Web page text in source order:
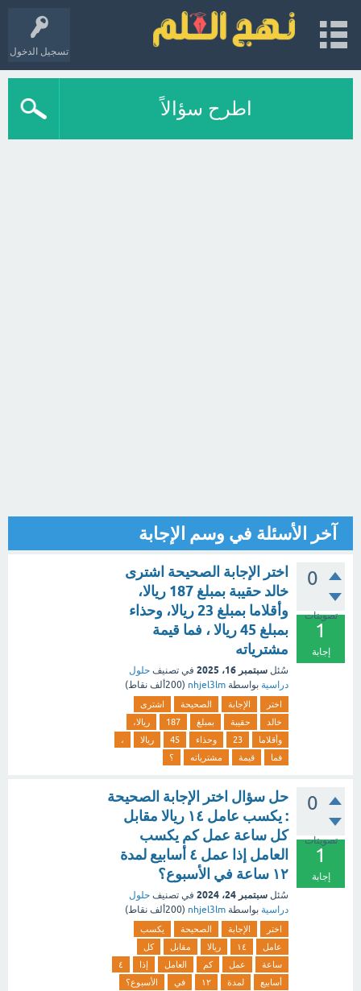
تسجيل الدخول
اطرح سؤالاً
آخر الأسئلة في وسم الإجابة
0
تصويتات
1
إجابة
اختر الإجابة الصحيحة اشترى
خالد حقيبة بمبلغ 187 ريالا،
وأقلاما بمبلغ 23 ريالا، وحذاء
بمبلغ 45 ريالا ، فما قيمة
مشترياته
سُئل سبتمبر 16، 2025 في تصنيف حلول
دراسية بواسطة nhjel3lm
(200ألف نقاط)
اختر الإجابة الصحيحة
اشترى
خالد
حقيبة بمبلغ 187
ريالا،
وأقلاما
23 وحذاء 45 ريالا
،
فما
قيمة مشترياته ؟
0
تصويتات
1
إجابة
حل سؤال اختر الإجابة الصحيحة
: يكسب عامل ١٤ ريالا مقابل
كل ساعة عمل كم يكسب
العامل إذا عمل ٤ أسابيع لمدة
١٢ ساعة في الأسبوع؟
سُئل سبتمبر 24، 2024 في تصنيف حلول
دراسية بواسطة nhjel3lm
(200ألف نقاط)
اختر الإجابة الصحيحة
يكسب
عامل
١٤ ريالا مقابل
كل
ساعة
عمل كم العامل إذا
٤
أسابيع
لمدة ١٢ في الأسبوع؟